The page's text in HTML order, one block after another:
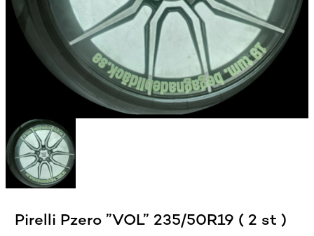
Pirelli Pzero ”VOL” 235/50R19 ( 2 st )